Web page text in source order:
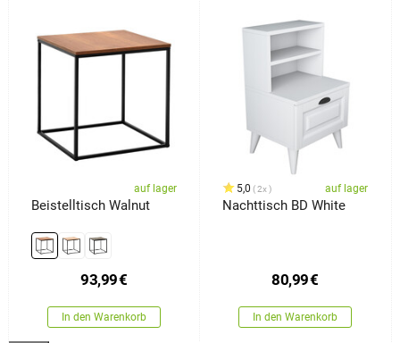
auf lager
Beistelltisch Walnut
93,99€
In den Warenkorb
5,0 2x auf lager
Nachttisch BD White
80,99€
In den Warenkorb